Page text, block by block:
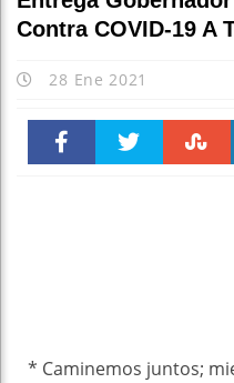
Contra COVID-19 A
28 Ene 2021
* Caminemos juntos;